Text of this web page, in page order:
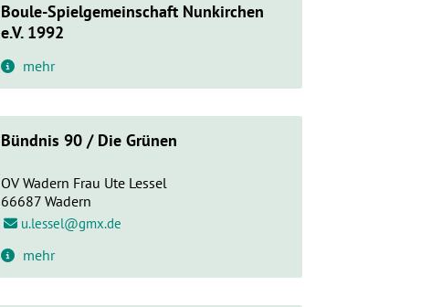
Boule-Spielgemeinschaft Nunkirchen
e.V. 1992
mehr
Bündnis 90 / Die Grünen
OV Wadern Frau Ute Lessel
66687 Wadern
u.lessel@gmx.de
mehr